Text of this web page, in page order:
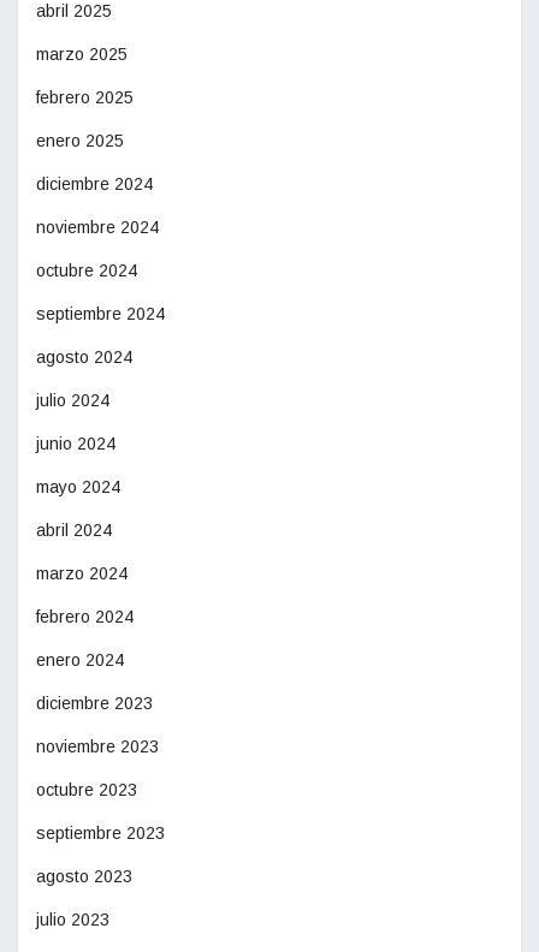
abril 2025
marzo 2025
febrero 2025
enero 2025
diciembre 2024
noviembre 2024
octubre 2024
septiembre 2024
agosto 2024
julio 2024
junio 2024
mayo 2024
abril 2024
marzo 2024
febrero 2024
enero 2024
diciembre 2023
noviembre 2023
octubre 2023
septiembre 2023
agosto 2023
julio 2023